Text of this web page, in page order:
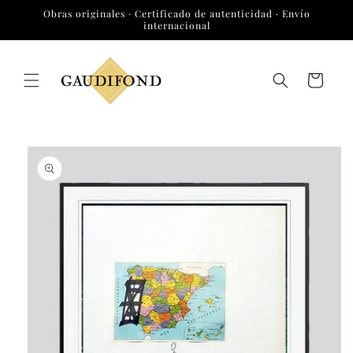
directamente
Obras originales · Certificado de autenticidad · Envío
internacional
Carrito
información
del producto